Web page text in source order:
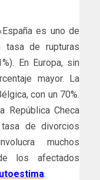
es uno de
de rupturas
En Europa, sin
mayor. La
con un 70%.
República Checa
de divorcios
muchos
los afectados
.